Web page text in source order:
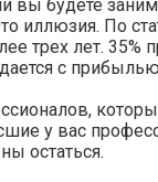
вы будете
иллюзия. По
трех лет. 35%
с
у вас
остаться.